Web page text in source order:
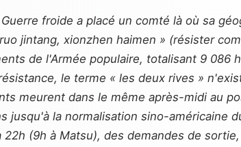
froide a placé un comté là où sa
jintang, xionzhen haimen » (résister
de l'Armée populaire, totalisant 9 086
le terme « les deux rives »
meurent dans le même après-midi au
jusqu'à la normalisation sino-américaine
(9h à Matsu), des demandes de